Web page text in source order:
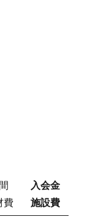
費
入会金
施設費